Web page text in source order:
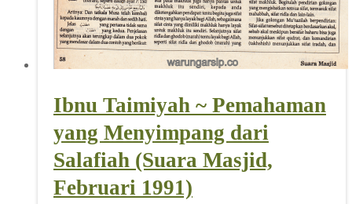
Ibnu Taimiyah ~ Pemahaman
yang Menyimpang dari
Salafiah (Suara Masjid,
Februari 1991)